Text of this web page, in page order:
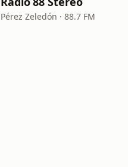
Pérez Zeledón · 88.7 FM